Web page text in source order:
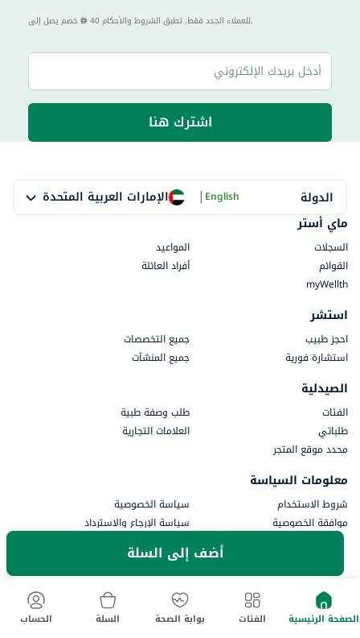
أضف إلى السلة
40 للعملاء الجدد فقط. تطبق الشروط والأحكام.
اشترك هنا
الدولة الإمارات العربية المتحدة |English
ماي أستر
السجلات
المواعيد
القوائم
أفراد العائلة
myWellth
استشر
احجز طبيب
جميع التخصصات
استشارة فورية
جميع المنشآت
الصيدلية
الفئات
طلب وصفة طبية
طلباتي
العلامات التجارية
محدد موقع المتجر
معلومات السياسة
شروط الاستخدام
سياسة الخصوصية
موافقة الخصوصية
سياسة الإرجاع والاسترداد
المدفوعات
جزء من أستر دي إم للرعاية الصحية
الصفحة الرئيسية الفئات بوابة الصحة السلة الحساب